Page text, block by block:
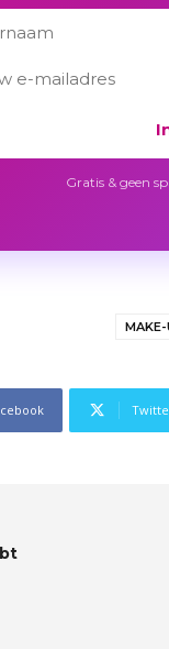
Gratis & geen
MAKE-